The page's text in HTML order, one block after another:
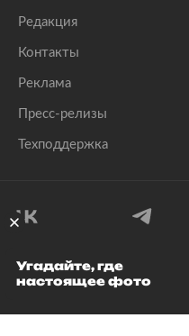
Редакция
Контакты
Реклама
Пресс-релизы
Техподдержка
© 1999–2026
Угадайте, где
настоящее фото